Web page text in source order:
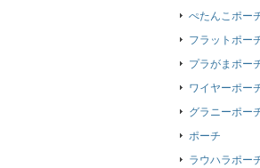
ぺたんこポー
フラットポー
プラがまポー
ワイヤーポー
グラニーポー
ポーチ
ラウハラポー